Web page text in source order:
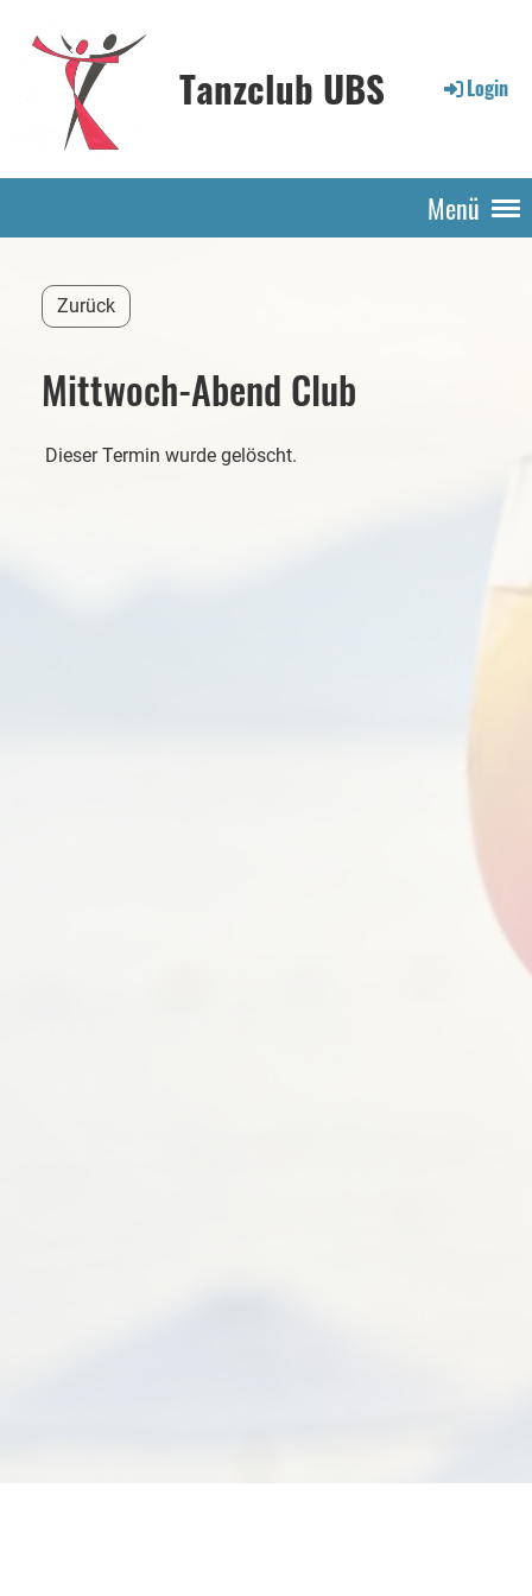
Tanzclub UBS Login
Menü
Zurück
Mittwoch-Abend Club
Dieser Termin wurde gelöscht.